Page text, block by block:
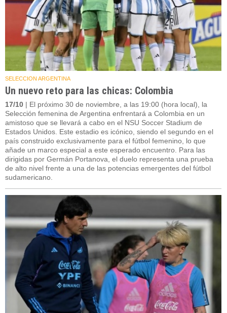
SELECCION ARGENTINA
Un nuevo reto para las chicas: Colombia
17/10 | El próximo 30 de noviembre, a las 19:00 (hora local), la
Selección femenina de Argentina enfrentará a Colombia en un
amistoso que se llevará a cabo en el NSU Soccer Stadium de
Estados Unidos. Este estadio es icónico, siendo el segundo en el
país construido exclusivamente para el fútbol femenino, lo que
añade un marco especial a este esperado encuentro. Para las
dirigidas por Germán Portanova, el duelo representa una prueba
de alto nivel frente a una de las potencias emergentes del fútbol
sudamericano.